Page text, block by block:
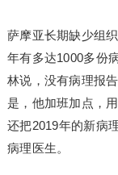
萨摩亚长期缺少组
年有多达1000多份
林说，没有病理报
是，他加班加点，
还把2019年的新病
病理医生。